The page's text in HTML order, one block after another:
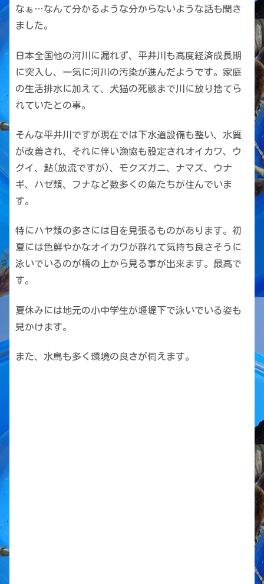
なぁ…なんて分かるような分からないような話も聞き
ました。
日本全国他の河川に漏れず、平井川も高度経済成長期
に突入し、一気に河川の汚染が進んだようです。家庭
の生活排水に加えて、犬猫の死骸まで川に放り捨てら
れていたとの事。
そんな平井川ですが現在では下水道設備も整い、水質
が改善され、それに伴い漁協も設定されオイカワ、ウ
グイ、鮎(放流ですが)、モクズガニ、ナマズ、ウナ
ギ、ハゼ類、フナなど数多くの魚たちが住んでいま
す。
特にハヤ類の多さには目を見張るものがあります。初
夏には色鮮やかなオイカワが群れて気持ち良さそうに
泳いでいるのが橋の上から見る事が出来ます。最高で
す。
夏休みには地元の小中学生が堰堤下で泳いでいる姿も
見かけます。
また、水鳥も多く環境の良さが伺えます。